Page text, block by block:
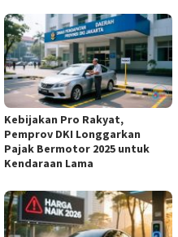
Kebijakan Pro Rakyat,
Pemprov DKI Longgarkan
Pajak Bermotor 2025 untuk
Kendaraan Lama